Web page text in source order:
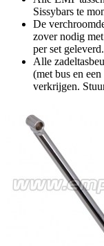
Sissybars te
De
zover nodig
per set geleverd.
Alle
(met bus en
verkrijgen.